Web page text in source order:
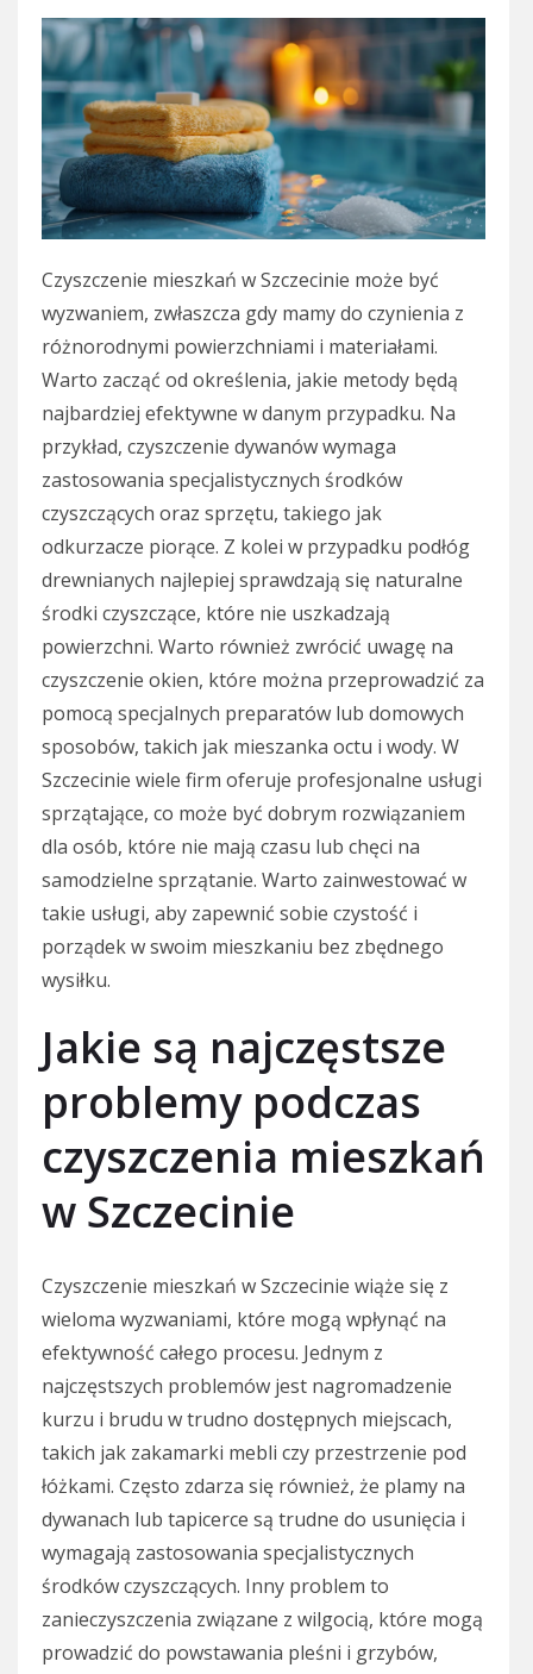
Czyszczenie mieszkań w Szczecinie może być
wyzwaniem, zwłaszcza gdy mamy do czynienia z
różnorodnymi powierzchniami i materiałami.
Warto zacząć od określenia, jakie metody będą
najbardziej efektywne w danym przypadku. Na
przykład, czyszczenie dywanów wymaga
zastosowania specjalistycznych środków
czyszczących oraz sprzętu, takiego jak
odkurzacze piorące. Z kolei w przypadku podłóg
drewnianych najlepiej sprawdzają się naturalne
środki czyszczące, które nie uszkadzają
powierzchni. Warto również zwrócić uwagę na
czyszczenie okien, które można przeprowadzić za
pomocą specjalnych preparatów lub domowych
sposobów, takich jak mieszanka octu i wody. W
Szczecinie wiele firm oferuje profesjonalne usługi
sprzątające, co może być dobrym rozwiązaniem
dla osób, które nie mają czasu lub chęci na
samodzielne sprzątanie. Warto zainwestować w
takie usługi, aby zapewnić sobie czystość i
porządek w swoim mieszkaniu bez zbędnego
wysiłku.
Jakie są najczęstsze
problemy podczas
czyszczenia mieszkań
w Szczecinie
Czyszczenie mieszkań w Szczecinie wiąże się z
wieloma wyzwaniami, które mogą wpłynąć na
efektywność całego procesu. Jednym z
najczęstszych problemów jest nagromadzenie
kurzu i brudu w trudno dostępnych miejscach,
takich jak zakamarki mebli czy przestrzenie pod
łóżkami. Często zdarza się również, że plamy na
dywanach lub tapicerce są trudne do usunięcia i
wymagają zastosowania specjalistycznych
środków czyszczących. Inny problem to
zanieczyszczenia związane z wilgocią, które mogą
prowadzić do powstawania pleśni i grzybów,